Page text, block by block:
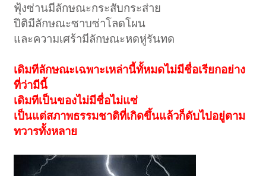
ฟุ้งซ่านมีลักษณะกระสับกระส่าย
ปีติมีลักษณะซาบซ่าโลดโผน
และความเศร้ามีลักษณะหดหู่รันทด
เดิมทีลักษณะเฉพาะเหล่านี้ทั้หมดไม่มีชื่อเรียกอย่าง
ที่ว่ามีนี้
เดิมทีเป็นของไม่มีชื่อไม่แซ่
เป็นแต่สภาพธรรมชาติที่เกิดขึ้นแล้วก็ดับไปอยู่ตาม
ทวารทั้งหลาย